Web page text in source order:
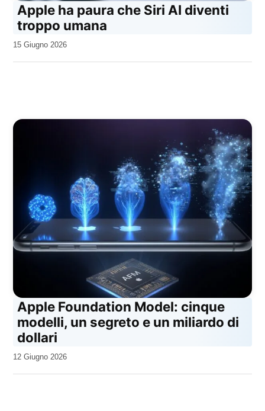
Apple ha paura che Siri AI diventi
troppo umana
da
15 Giugno 2026
Apple Foundation Model: cinque
modelli, un segreto e un miliardo di
dollari
da
12 Giugno 2026